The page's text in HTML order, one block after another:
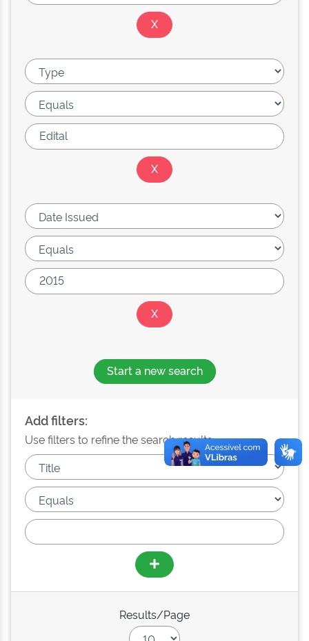
Start a new search
Add filters:
Use filters to refine the search results.
Results/Page